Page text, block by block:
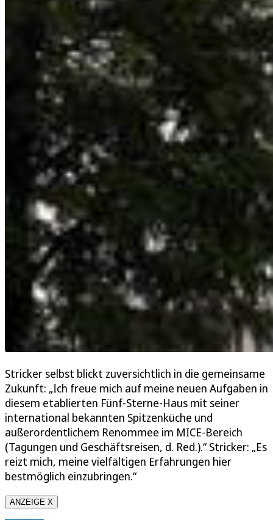
Stricker selbst blickt zuversichtlich in die gemeinsame
Zukunft: „Ich freue mich auf meine neuen Aufgaben in
diesem etablierten Fünf-Sterne-Haus mit seiner
international bekannten Spitzenküche und
außerordentlichem Renommee im MICE-Bereich
(Tagungen und Geschäftsreisen, d. Red.).“ Stricker: „Es
reizt mich, meine vielfältigen Erfahrungen hier
bestmöglich einzubringen.“
ANZEIGE X